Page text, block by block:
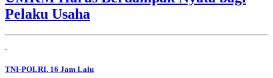
Pelaku Usaha
TNI-POLRI, 16 Jam Lalu